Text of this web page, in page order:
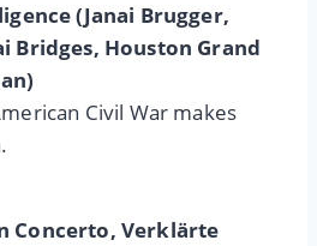
(Janai Brugger,
Bridges, Houston Grand
Civil War makes
Concerto, Verklärte